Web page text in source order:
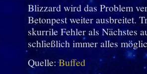
Blizzard wird das Problem
Betonpest weiter ausbreitet.
skurrile Fehler als Nächstes
schließlich immer alles
Quelle:Buffed